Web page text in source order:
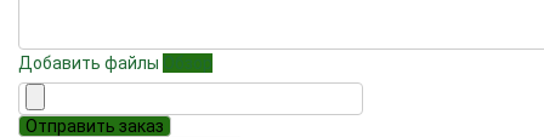
Добавить файлы Обзор
Отправить заказ